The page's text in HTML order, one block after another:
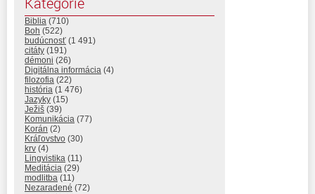
Biblia (710)
Boh (522)
budúcnosť (1 491)
citáty (191)
démoni (26)
Digitálna informácia (4)
filozofia (22)
história (1 476)
Jazyky (15)
Ježiš (39)
Komunikácia (77)
Korán (2)
Kráľovstvo (30)
krv (4)
Lingvistika (11)
Meditácia (29)
modlitba (11)
Nezaradené (72)